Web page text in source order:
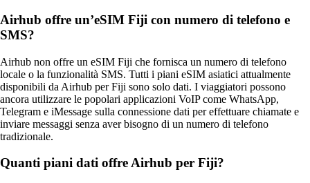
Airhub offre un’eSIM Fiji con numero di telefono e
SMS?
Airhub non offre un eSIM Fiji che fornisca un numero di telefono
locale o la funzionalità SMS. Tutti i piani eSIM asiatici attualmente
disponibili da Airhub per Fiji sono solo dati. I viaggiatori possono
ancora utilizzare le popolari applicazioni VoIP come WhatsApp,
Telegram e iMessage sulla connessione dati per effettuare chiamate e
inviare messaggi senza aver bisogno di un numero di telefono
tradizionale.
Quanti piani dati offre Airhub per Fiji?